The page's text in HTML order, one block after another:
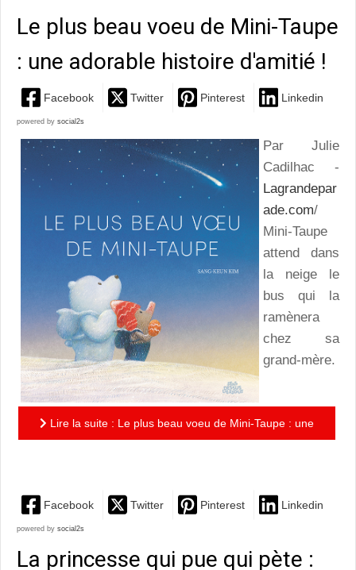
Le plus beau voeu de Mini-Taupe
: une adorable histoire d'amitié !
Facebook Twitter Pinterest Linkedin
powered by social2s
Par Julie
Cadilhac -
Lagrandepar
ade.com/
Mini-Taupe
attend dans
la neige le
bus qui la
ramènera
chez sa
grand-mère.
Lire la suite : Le plus beau voeu de Mini-Taupe : une
Facebook Twitter Pinterest Linkedin
powered by social2s
La princesse qui pue qui pète :